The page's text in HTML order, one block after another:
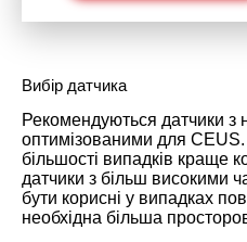
Вибір датчика
Рекомендуються датчики
оптимізованими для CEUS.
більшості випадків краще
датчики з більш високими
бути корисні у випадках
необхідна більша